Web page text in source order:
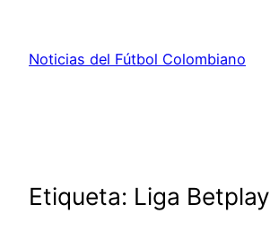
contenido
Noticias del Fútbol Colombiano
Etiqueta: Liga Betplay